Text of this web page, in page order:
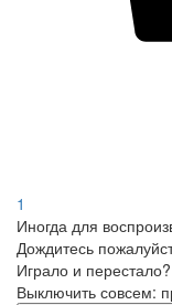
1
Иногда для
Дождитесь
Играло и
Выключить совсем: